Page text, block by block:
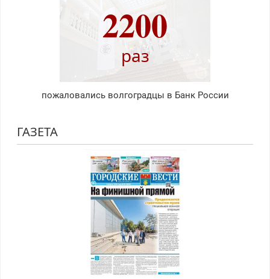
2200
раз
пожаловались волгоградцы в Банк России
ГАЗЕТА